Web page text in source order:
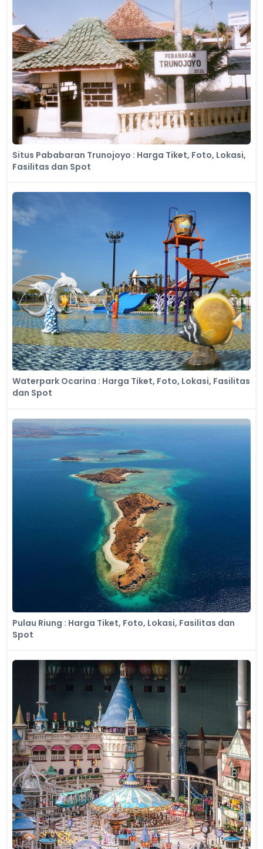
Situs Pababaran Trunojoyo : Harga Tiket, Foto, Lokasi,
Fasilitas dan Spot
Waterpark Ocarina : Harga Tiket, Foto, Lokasi, Fasilitas
dan Spot
Pulau Riung : Harga Tiket, Foto, Lokasi, Fasilitas dan
Spot